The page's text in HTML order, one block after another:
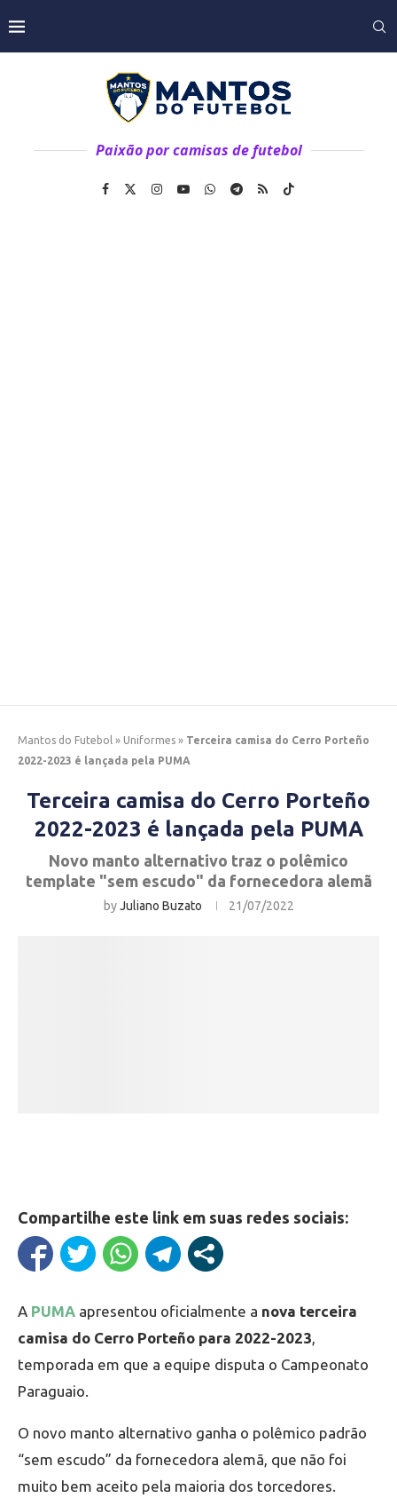
Paixão por camisas de futebol
Mantos do Futebol » Uniformes » Terceira camisa do Cerro Porteño
2022-2023 é lançada pela PUMA
Terceira camisa do Cerro Porteño
2022-2023 é lançada pela PUMA
Novo manto alternativo traz o polêmico
template "sem escudo" da fornecedora alemã
byJuliano Buzato 21/07/2022
Compartilhe este link em suas redes sociais:
A PUMA apresentou oficialmente a nova terceira
camisa do Cerro Porteño para 2022-2023,
temporada em que a equipe disputa o Campeonato
Paraguaio.
O novo manto alternativo ganha o polêmico padrão
“sem escudo” da fornecedora alemã, que não foi
muito bem aceito pela maioria dos torcedores.